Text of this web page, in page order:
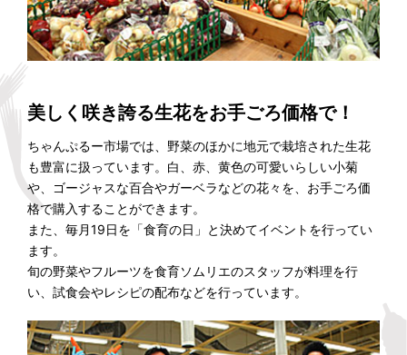
美しく咲き誇る生花をお手ごろ価格で！
ちゃんぷるー市場では、野菜のほかに地元で栽培された生花
も豊富に扱っています。白、赤、黄色の可愛いらしい小菊
や、ゴージャスな百合やガーベラなどの花々を、お手ごろ価
格で購入することができます。
また、毎月19日を「食育の日」と決めてイベントを行ってい
ます。
旬の野菜やフルーツを食育ソムリエのスタッフが料理を行
い、試食会やレシピの配布などを行っています。